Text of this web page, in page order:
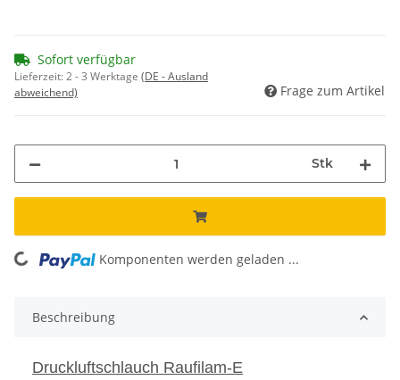
Sofort verfügbar
Lieferzeit:2 - 3 Werktage (DE - Ausland
abweichend)
Frage zum Artikel
Stk
Komponenten werden geladen ...
Beschreibung
Druckluftschlauch Raufilam-E